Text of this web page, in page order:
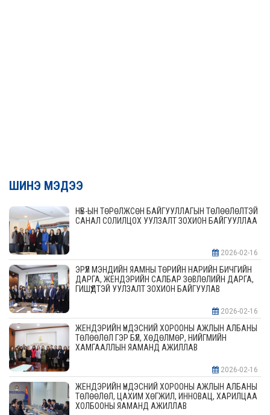
ШИНЭ МЭДЭЭ
НҮБ-ЫН ТӨРӨЛЖСӨН БАЙГУУЛЛАГЫН ТӨЛӨӨЛӨЛТЭЙ
САНАЛ СОЛИЛЦОХ УУЛЗАЛТ ЗОХИОН БАЙГУУЛЛАА
2026-02-16
ЭРҮҮЛ МЭНДИЙН ЯАМНЫ ТӨРИЙН НАРИЙН БИЧГИЙН
ДАРГА, ЖЕНДЭРИЙН САЛБАР ЗӨВЛӨЛИЙН ДАРГА,
ГИШҮҮДТЭЙ УУЛЗАЛТ ЗОХИОН БАЙГУУЛАВ
2026-02-16
ЖЕНДЭРИЙН ҮНДЭСНИЙ ХОРООНЫ АЖЛЫН АЛБАНЫ
ТӨЛӨӨЛӨЛ ГЭР БҮЛ, ХӨДӨЛМӨР, НИЙГМИЙН
ХАМГААЛЛЫН ЯАМАНД АЖИЛЛАВ
2026-02-16
ЖЕНДЭРИЙН ҮНДЭСНИЙ ХОРООНЫ АЖЛЫН АЛБАНЫ
ТӨЛӨӨЛӨЛ, ЦАХИМ ХӨГЖИЛ, ИННОВАЦ, ХАРИЛЦАА
ХОЛБООНЫ ЯАМАНД АЖИЛЛАВ